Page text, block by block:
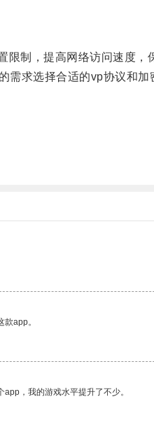
制，提高网络访问速度，
求选择合适的vp协议和加
app。
，我的游戏水平提升了不少。